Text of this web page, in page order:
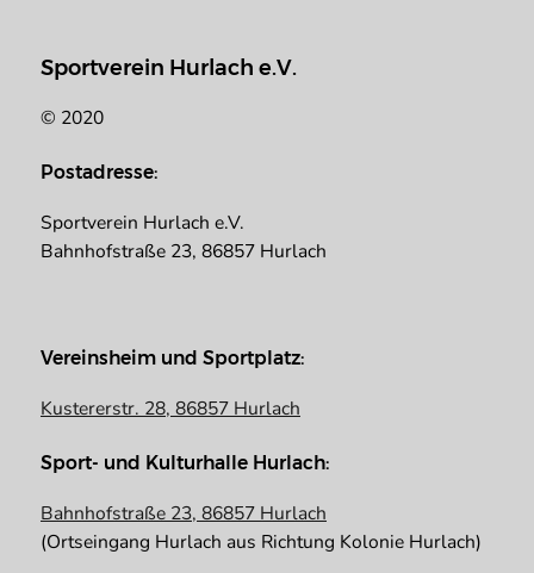
Sportverein Hurlach e.V.
© 2020
Postadresse:
Sportverein Hurlach e.V.
Bahnhofstraße 23, 86857 Hurlach
Vereinsheim und Sportplatz:
Kustererstr. 28, 86857 Hurlach
Sport- und Kulturhalle Hurlach:
Bahnhofstraße 23, 86857 Hurlach
(Ortseingang Hurlach aus Richtung Kolonie Hurlach)